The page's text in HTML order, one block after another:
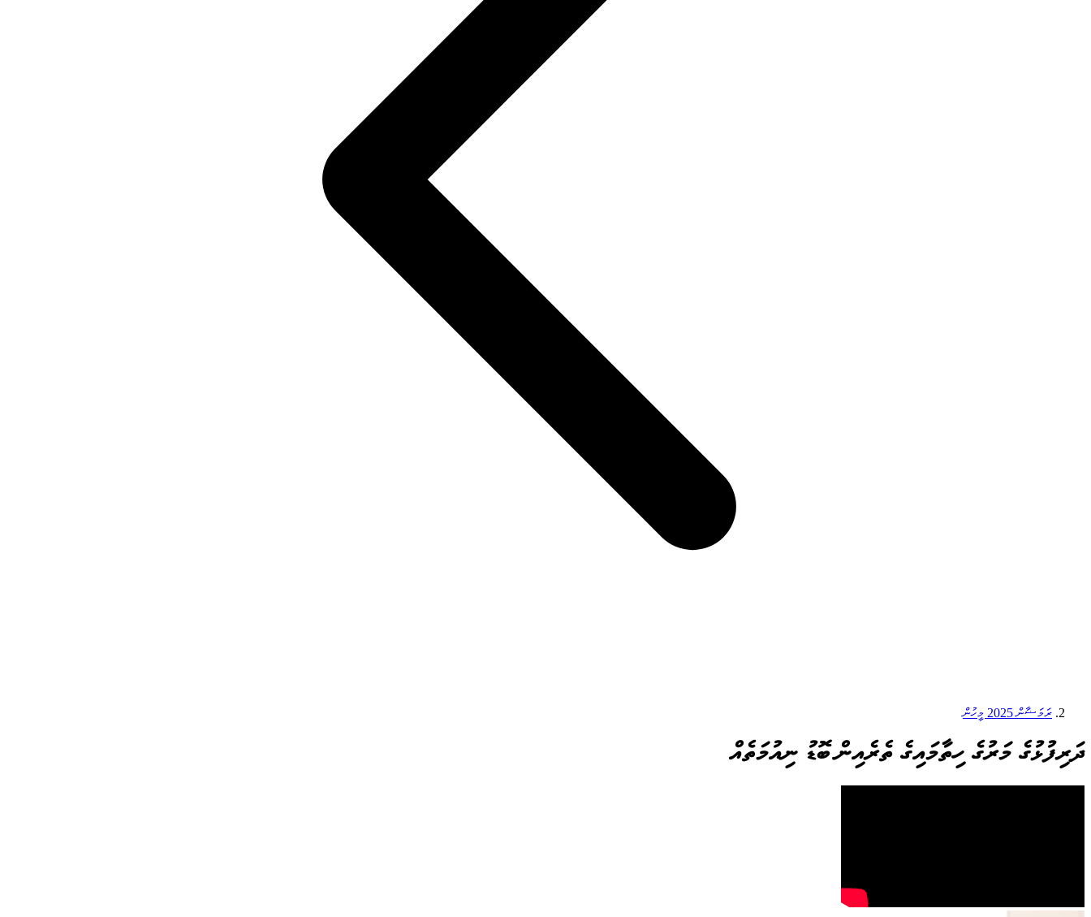
ރަމަޟާން 2025 މީހުން
ދަރިފުޅުގެ މަރުގެ ހިތާމައިގެ ތެރެއިން ބޮޑު ނިއުމަތެއް